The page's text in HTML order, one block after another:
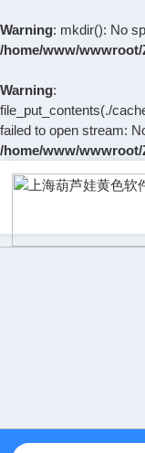
Warning: mkdir(): No
/home/www/wwwroot/
Warning:
file_put_contents(./
failed to open stream:
/home/www/wwwroot/